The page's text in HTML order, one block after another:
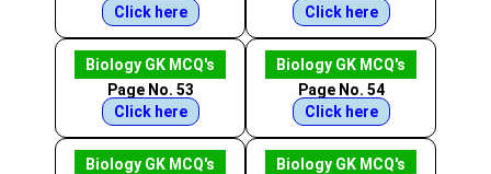
Click here
Click here
Biology GK MCQ's
Page No. 53
Click here
Biology GK MCQ's
Page No. 54
Click here
Biology GK MCQ's
Biology GK MCQ's